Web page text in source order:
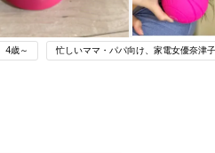
4歳～ 忙しいママ・パパ向け、家電女優奈津